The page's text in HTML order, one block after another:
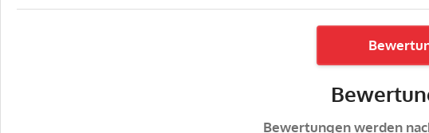
Bewertungen werden